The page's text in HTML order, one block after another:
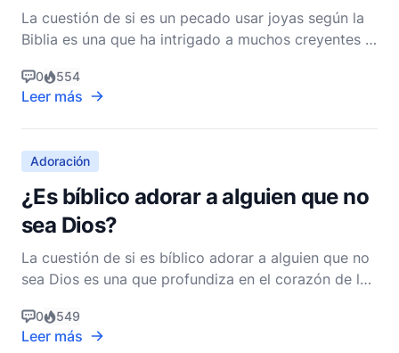
La cuestión de si es un pecado usar joyas según la
Biblia es una que ha intrigado a muchos creyentes a
manera reflexiva, debemos profundizar en las
Escrituras, explorar el contexto en el que se
mencionan las joyas y considerar los principios que
guían
0 554
Leer más
Adoración
¿Es bíblico adorar a alguien que no
sea Dios?
La cuestión de si es bíblico adorar a alguien que no
sea Dios es una que profundiza en el corazón de la
adoración, en su sentido más verdadero, es un acto
de reverencia, adoración y devoción dirigido hacia
0 549
Leer más